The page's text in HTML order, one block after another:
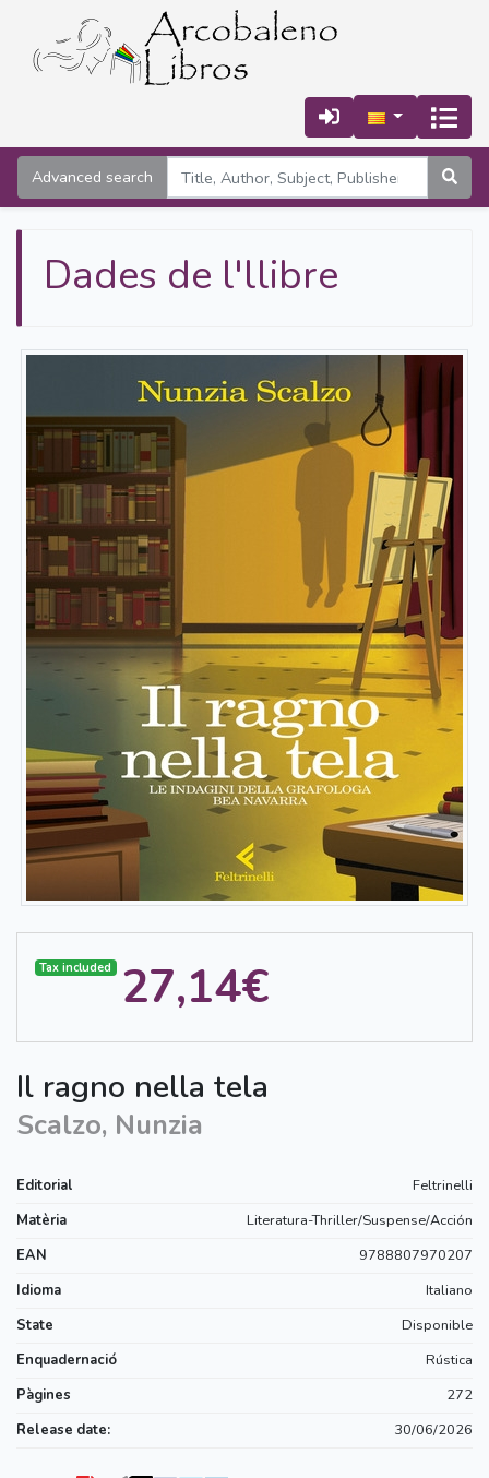
Advanced search
Dades de l'llibre
Il ragno nella tela
Scalzo, Nunzia
Editorial
Feltrinelli
Matèria
Literatura-Thriller/Suspense/Acción
EAN
9788807970207
Idioma
Italiano
State
Disponible
Enquadernació
Rústica
Pàgines
272
Release date:
30/06/2026
Tax included 27,14€